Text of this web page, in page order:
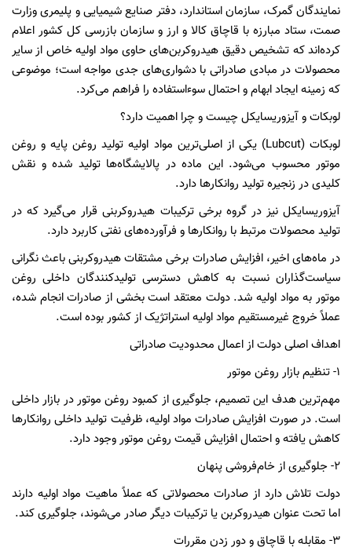
نمایندگان گمرک، سازمان استاندارد، دفتر صنایع شیمیایی و پلیمری وزارت
صمت، ستاد مبارزه با قاچاق کالا و ارز و سازمان بازرسی کل کشور اعلام
کرده‌اند که تشخیص دقیق هیدروکربن‌های حاوی مواد اولیه خاص از سایر
محصولات در مبادی صادراتی با دشواری‌های جدی مواجه است؛ موضوعی
که زمینه ایجاد ابهام و احتمال سوءاستفاده را فراهم می‌کرد.
لوبکات و آیزوریسایکل چیست و چرا اهمیت دارد؟
لوبکات (Lubcut) یکی از اصلی‌ترین مواد اولیه تولید روغن پایه و روغن
موتور محسوب می‌شود. این ماده در پالایشگاه‌ها تولید شده و نقش
کلیدی در زنجیره تولید روانکارها دارد.
آیزوریسایکل نیز در گروه برخی ترکیبات هیدروکربنی قرار می‌گیرد که در
تولید محصولات مرتبط با روانکارها و فرآورده‌های نفتی کاربرد دارد.
در ماه‌های اخیر، افزایش صادرات برخی مشتقات هیدروکربنی باعث نگرانی
سیاست‌گذاران نسبت به کاهش دسترسی تولیدکنندگان داخلی روغن
موتور به مواد اولیه شد. دولت معتقد است بخشی از صادرات انجام شده،
عملاً خروج غیرمستقیم مواد اولیه استراتژیک از کشور بوده است.
اهداف اصلی دولت از اعمال محدودیت صادراتی
۱- تنظیم بازار روغن موتور
مهم‌ترین هدف این تصمیم، جلوگیری از کمبود روغن موتور در بازار داخلی
است. در صورت افزایش صادرات مواد اولیه، ظرفیت تولید داخلی روانکارها
کاهش یافته و احتمال افزایش قیمت روغن موتور وجود دارد.
۲- جلوگیری از خام‌فروشی پنهان
دولت تلاش دارد از صادرات محصولاتی که عملاً ماهیت مواد اولیه دارند
اما تحت عنوان هیدروکربن یا ترکیبات دیگر صادر می‌شوند، جلوگیری کند.
۳- مقابله با قاچاق و دور زدن مقررات